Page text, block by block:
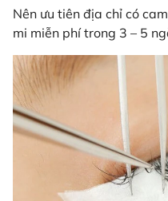
Nên ưu tiên địa chỉ có
mi miễn phí trong 3 – 5